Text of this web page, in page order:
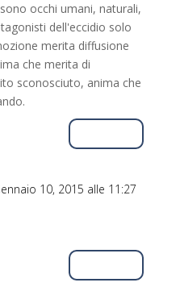
occhi umani, naturali,
dell'eccidio solo
merita diffusione
che merita di
sconosciuto, anima che
10, 2015 alle 11:27